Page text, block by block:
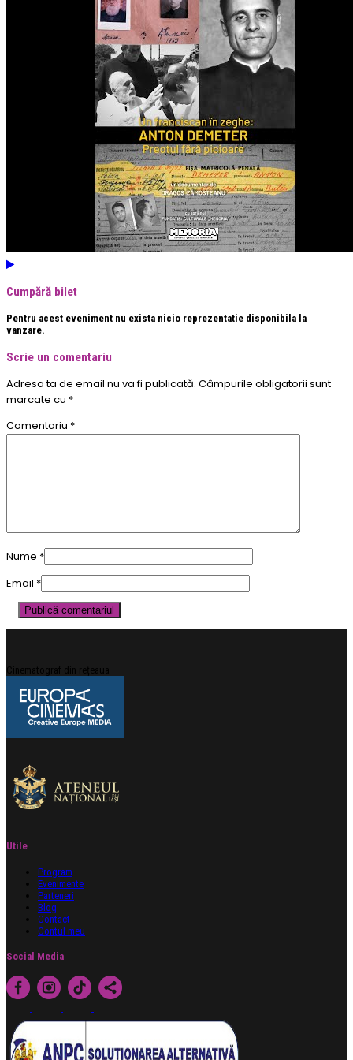
Cumpără bilet
Pentru acest eveniment nu exista nicio reprezentatie disponibila la
vanzare.
Scrie un comentariu
Adresa ta de email nu va fi publicată. Câmpurile obligatorii sunt
marcate cu *
Comentariu *
Nume *
Email *
Cinematograf din rețeaua
Utile
Program
Evenimente
Parteneri
Blog
Contact
Contul meu
Social Media